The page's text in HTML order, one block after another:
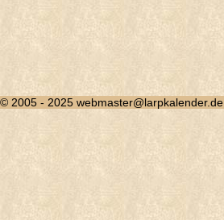
© 2005 - 2025 webmaster@larpkalender.de